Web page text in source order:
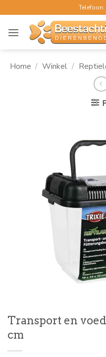
naar
inhoud
Home / Winkel /
Transport en
cm